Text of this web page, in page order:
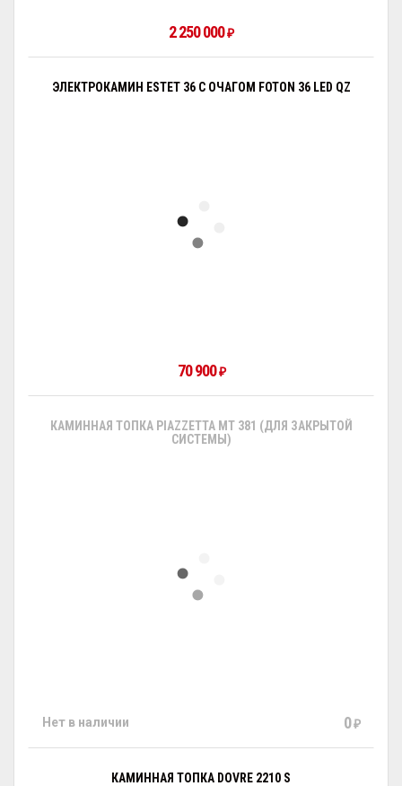
2 250 000₽
ЭЛЕКТРОКАМИН ESTET 36 С ОЧАГОМ FOTON 36 LED QZ
70 900₽
КАМИННАЯ ТОПКА PIAZZETTA MT 381 (ДЛЯ ЗАКРЫТОЙ
СИСТЕМЫ)
Нет в наличии 0₽
КАМИННАЯ ТОПКА DOVRE 2210 S